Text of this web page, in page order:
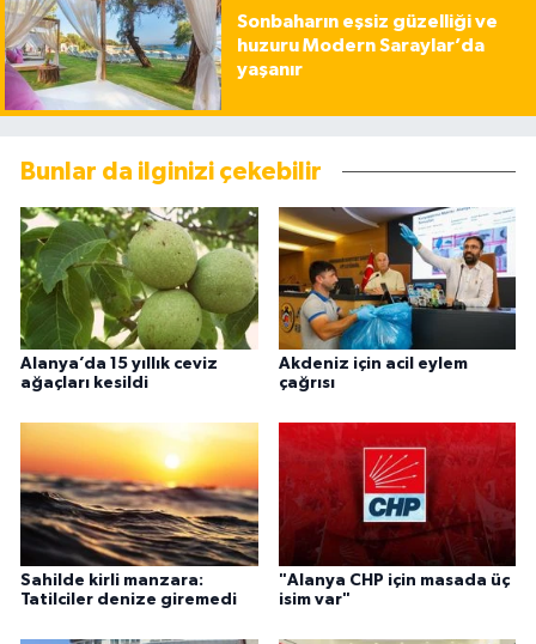
Sonbaharın eşsiz güzelliği ve
huzuru Modern Saraylar’da
yaşanır
Bunlar da ilginizi çekebilir
Alanya’da 15 yıllık ceviz
ağaçları kesildi
Akdeniz için acil eylem
çağrısı
Sahilde kirli manzara:
Tatilciler denize giremedi
"Alanya CHP için masada üç
isim var"